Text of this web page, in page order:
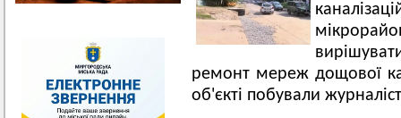
ремонт мереж дощової
об'єкті побували